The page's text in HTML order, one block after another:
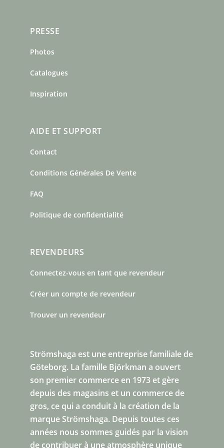
Strömshaga est une entreprise familiale de
Göteborg. La famille Björkman a ouvert
son premier commerce en 1973 et gère
depuis des magasins et un commerce de
gros, ce qui a conduit à la création de la
marque Strömshaga. Depuis toutes ces
années nous sommes guidés par la vision
de contribuer à une atmosphère unique
PRESSE
Photos
Catalogues
Inspiration
AIDE ET SUPPORT
Contact
Conditions Générales De Vente
FAQ
Politique de confidentialité
REVENDEURS
Connectez-vous en tant que revendeur
Créer un compte de revendeur
Trouver un revendeur